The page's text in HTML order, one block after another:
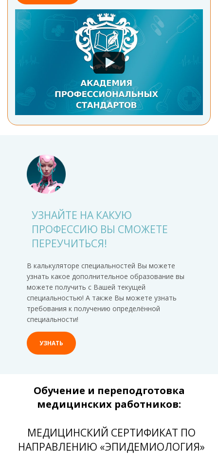
УЗНАЙТЕ НА КАКУЮ
ПРОФЕССИЮ ВЫ СМОЖЕТЕ
ПЕРЕУЧИТЬСЯ!
В калькуляторе специальностей Вы можете
узнать какое дополнительное образование вы
можете получить с Вашей текущей
специальностью! А также Вы можете узнать
требования к получению определённой
специальности!
УЗНАТЬ
Обучение и переподготовка
медицинских работников:
МЕДИЦИНСКИЙ СЕРТИФИКАТ ПО
НАПРАВЛЕНИЮ «ЭПИДЕМИОЛОГИЯ»